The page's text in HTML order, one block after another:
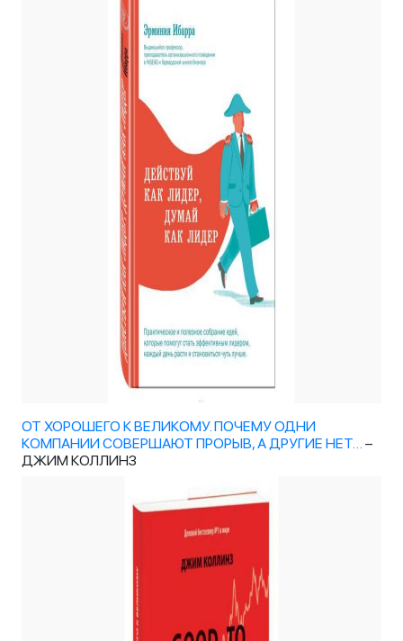
ОТ ХОРОШЕГО К ВЕЛИКОМУ. ПОЧЕМУ ОДНИ
КОМПАНИИ СОВЕРШАЮТ ПРОРЫВ, А ДРУГИЕ НЕТ… –
ДЖИМ КОЛЛИНЗ